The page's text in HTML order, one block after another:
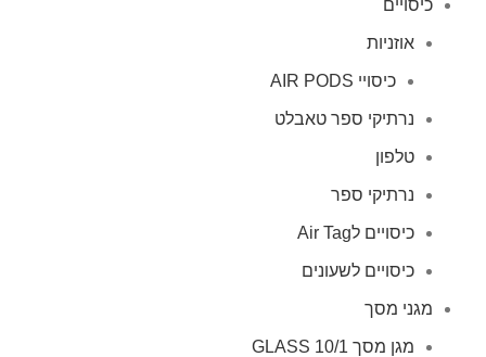
כיסויים
אוזניות
כיסויי AIR PODS
נרתיקי ספר טאבלט
טלפון
נרתיקי ספר
כיסויים לAir Tag
כיסויים לשעונים
מגני מסך
מגן מסך GLASS 10/1